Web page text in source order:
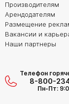
Производителям
Арендодателям
Размещение
Вакансии и
Наши партнеры
Телефон
8-800-
Пн-Пт: